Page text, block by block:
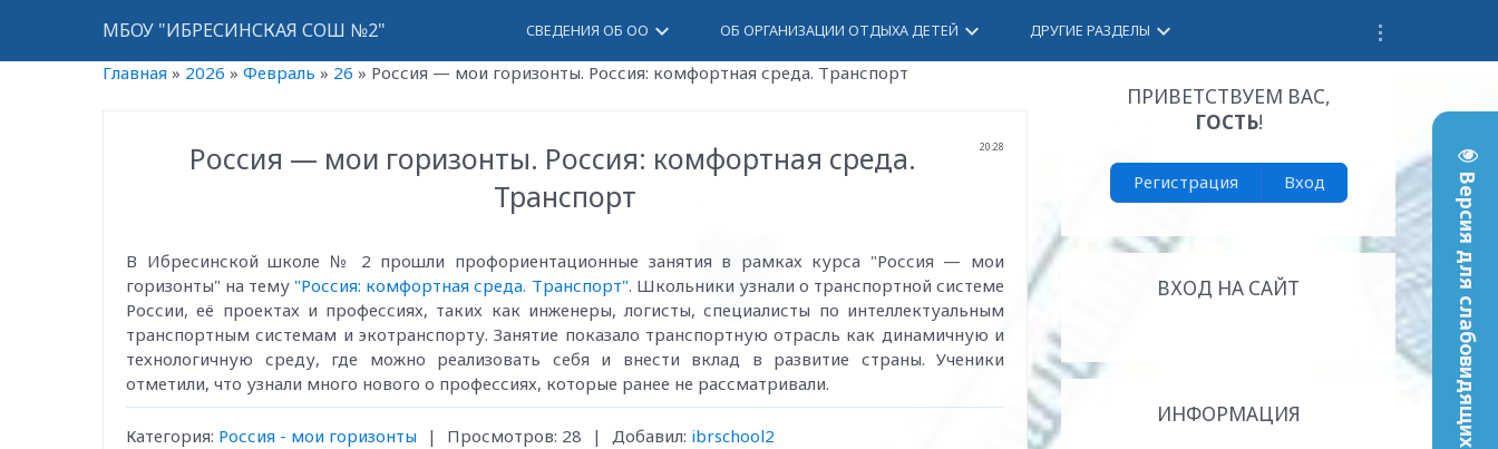
Версия для слабовидящих
МБОУ "ИБРЕСИНСКАЯ СОШ №2" СВЕДЕНИЯ ОБ ОО keyboard_arrow_down ОБ ОРГАНИЗАЦИИ ОТДЫХА ДЕТЕЙ keyboard_arrow_down ДРУГИЕ РАЗДЕЛЫ keyboard_arrow_down
Главная » 2026 » Февраль » 26 » Россия — мои горизонты. Россия: комфортная среда. Транспорт
20:28
Россия — мои горизонты. Россия: комфортная среда.
Транспорт
В Ибресинской школе № 2 прошли профориентационные занятия в рамках курса "Россия — мои
горизонты" на тему "Россия: комфортная среда. Транспорт". Школьники узнали о транспортной системе
России, её проектах и профессиях, таких как инженеры, логисты, специалисты по интеллектуальным
транспортным системам и экотранспорту. Занятие показало транспортную отрасль как динамичную и
технологичную среду, где можно реализовать себя и внести вклад в развитие страны. Ученики
отметили, что узнали много нового о профессиях, которые ранее не рассматривали.
Категория: Россия - мои горизонты | Просмотров: 28 | Добавил: ibrschool2
ПРИВЕТСТВУЕМ ВАС,
ГОСТЬ!
Регистрация Вход
ВХОД НА САЙТ
ИНФОРМАЦИЯ